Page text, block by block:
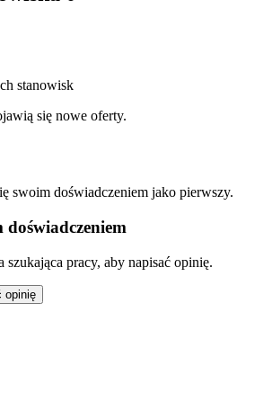
stanowisk
się nowe oferty.
swoim doświadczeniem jako pierwszy.
doświadczeniem
szukająca pracy, aby napisać opinię.
opinię